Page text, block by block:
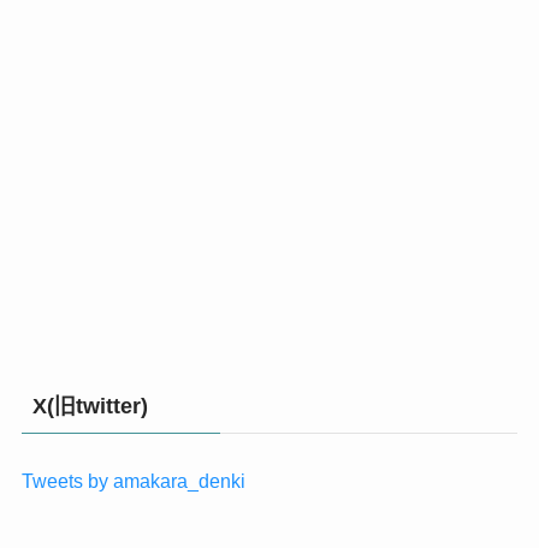
X(旧twitter)
Tweets by amakara_denki